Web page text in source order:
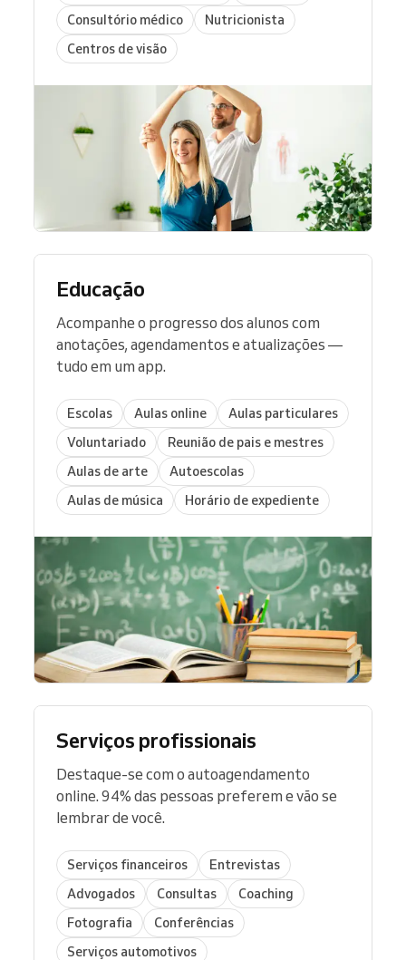
Consultório médico
Nutricionista
Centros de visão
Educação
Acompanhe o progresso dos alunos com
anotações, agendamentos e atualizações —
tudo em um app.
Escolas Aulas online
Aulas particulares
Voluntariado
Reunião de pais e mestres
Aulas de arte
Autoescolas
Aulas de música
Horário de expediente
Serviços profissionais
Destaque-se com o autoagendamento
online. 94% das pessoas preferem e vão se
lembrar de você.
Serviços financeiros
Entrevistas
Advogados
Consultas
Coaching
Fotografia
Conferências
Serviços automotivos